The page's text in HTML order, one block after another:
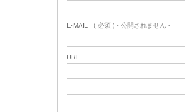
E-MAIL ( 必須 ) - 公開されません -
URL